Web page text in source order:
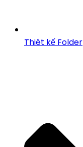
Thiêt kế Folder